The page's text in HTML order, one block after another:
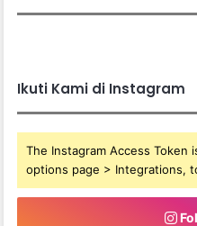
Ikuti Kami di Instagram
The Instagram Access Token
options page > Integrations,